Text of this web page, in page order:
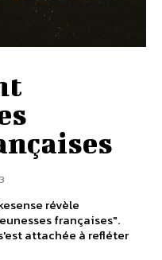
révèle
françaises".
attachée à refléter